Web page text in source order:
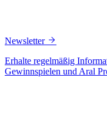
Newsletter
Erhalte regelmäßig
Gewinnspielen und Aral